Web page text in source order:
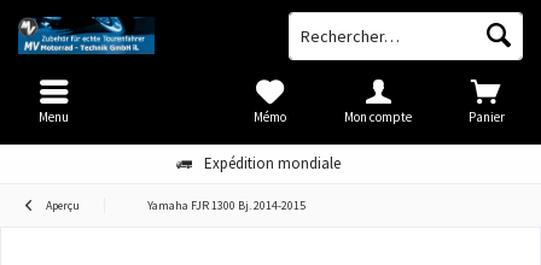
Expédition mondiale
Panier
Mémo Mon compte
Menu
Aperçu Yamaha FJR 1300 Bj. 2014-2015